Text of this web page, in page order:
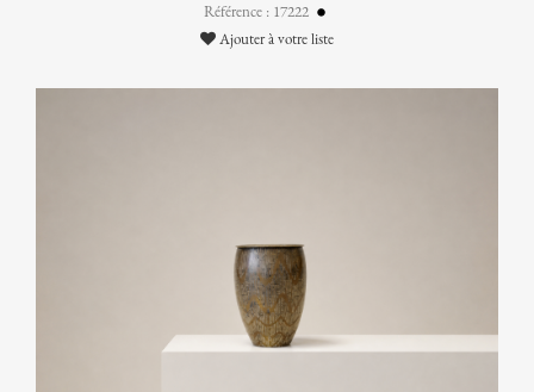
Référence : 17222
Ajouter à votre liste